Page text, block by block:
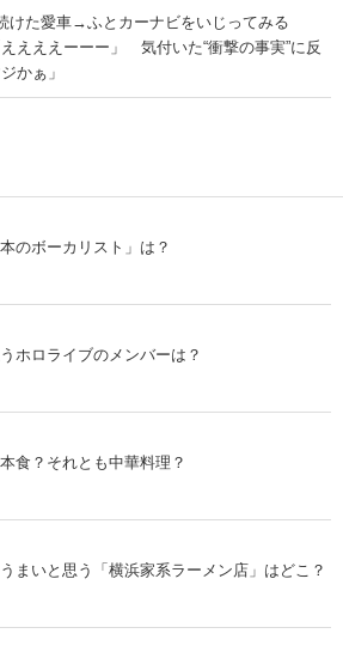
けた愛車→ふとカーナビをいじってみる
えええーーー」 気付いた“衝撃の事実”に反
かぁ」
のボーカリスト」は？
ホロライブのメンバーは？
食？それとも中華料理？
まいと思う「横浜家系ラーメン店」はどこ？